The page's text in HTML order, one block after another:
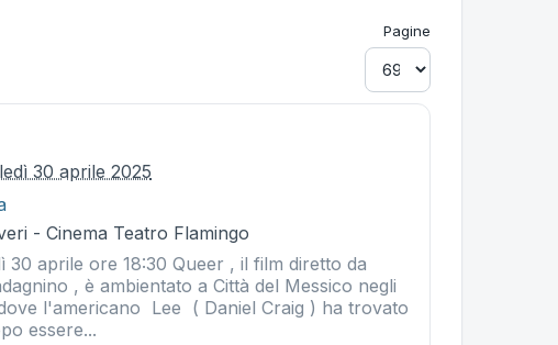
Pagine
30 aprile 2025
- Cinema Teatro Flamingo
30 aprile ore 18:30 Queer , il film diretto da
, è ambientato a Città del Messico negli
l'americano Lee ( Daniel Craig ) ha trovato
essere...